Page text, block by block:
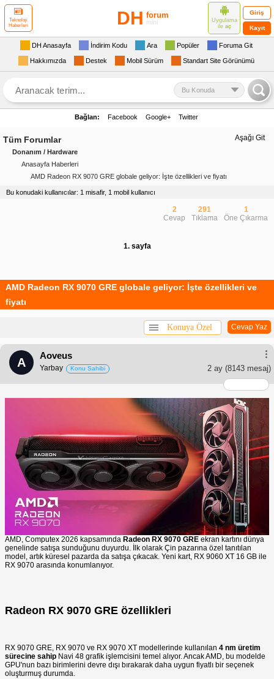
Teknoloji
Haberleri
DH forum
mini
Uygulama
ile aç
Giriş
Kayıt
DH Anasayfa İndirim Kodu Ara Popüler Foruma Git
Hakkımızda Destek Mobil Sürüm Standart Site Görünümü
Bu Konuda
Bağlan: Facebook Google+ Twitter
Aşağı Git
Tüm Forumlar
Donanım / Hardware
Anasayfa Haberleri
AMD Radeon RX 9070 GRE globale geliyor: İşte özellikleri ve fiyatı
Bu konudaki kullanıcılar: 1 misafir, 1 mobil kullanıcı
2
Cevap
291
Tıklama
1
Öne Çıkarma
1. sayfa
AMD Radeon RX 9070 GRE globale geliyor: İşte özellikleri ve
fiyatı
Cevap Yaz
Konuya Özel
A
Aoveus
2 ay (8143 mesaj)
Yarbay Konu Sahibi
AMD, Computex 2026 kapsamında Radeon RX 9070 GRE ekran kartını dünya
genelinde satışa sunduğunu duyurdu. İlk olarak Çin pazarına özel tanıtılan
model, artık küresel pazarda da satışa çıkacak. Yeni kart, RX 9060 XT 16 GB ile
RX 9070 arasında konumlanıyor.
Radeon RX 9070 GRE özellikleri
RX 9070 GRE, RX 9070 ve RX 9070 XT modellerinde kullanılan 4 nm üretim
sürecine sahip Navi 48 grafik işlemcisini temel alıyor. Ancak AMD, bu modelde
GPU'nun bazı birimlerini devre dışı bırakarak daha uygun fiyatlı bir seçenek
oluşturmuş durumda.